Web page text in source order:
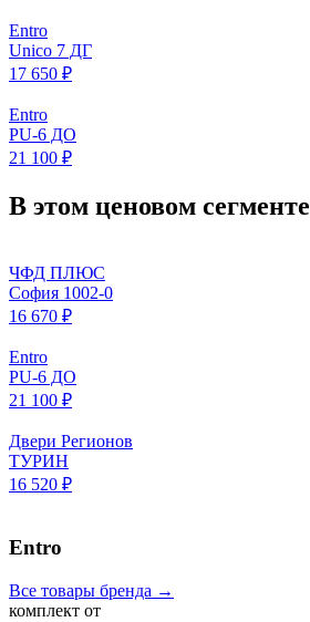
Entro
Unico 7 ДГ
17 650 ₽
Entro
PU-6 ДО
21 100 ₽
В этом ценовом сегменте
ЧФД ПЛЮС
София 1002-0
16 670 ₽
Entro
PU-6 ДО
21 100 ₽
Двери Регионов
ТУРИН
16 520 ₽
Entro
Все товары бренда →
комплект от